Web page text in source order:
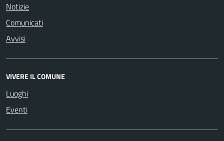
Notizie
Comunicati
Avvisi
VIVERE IL COMUNE
Luoghi
Eventi